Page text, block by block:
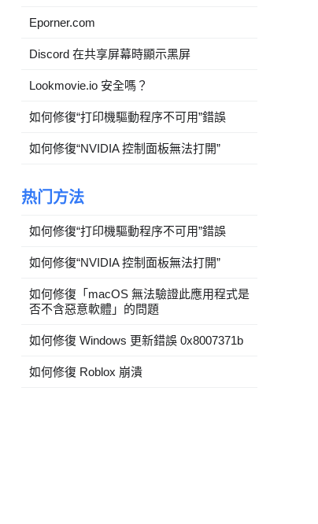
Eporner.com
Discord 在共享屏幕時顯示黑屏
Lookmovie.io 安全嗎？
如何修復“打印機驅動程序不可用”錯誤
如何修復“NVIDIA 控制面板無法打開”
热门方法
如何修復“打印機驅動程序不可用”錯誤
如何修復“NVIDIA 控制面板無法打開”
如何修復「macOS 無法驗證此應用程式是
否不含惡意軟體」的問題
如何修復 Windows 更新錯誤 0x8007371b
如何修復 Roblox 崩潰